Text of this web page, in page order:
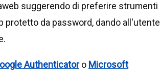
suggerendo di preferire strumenti
protetto da password, dando all'utente
Authenticatoro Microsoft